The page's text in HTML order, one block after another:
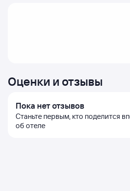
Оценки и отзывы
Пока нет отзывов
Станьте первым, кто поделится
об отеле